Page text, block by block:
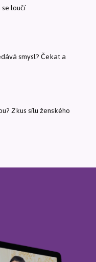
loučí
smysl? Čekat a
Zkus sílu ženského